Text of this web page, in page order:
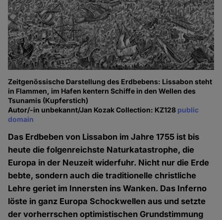
Zeitgenössische Darstellung des Erdbebens: Lissabon steht
in Flammen, im Hafen kentern Schiffe in den Wellen des
Tsunamis (Kupferstich)
Autor/-in unbekannt/Jan Kozak Collection: KZ128 public
domain
Das Erdbeben von Lissabon im Jahre 1755 ist bis
heute die folgenreichste Naturkatastrophe, die
Europa in der Neuzeit widerfuhr. Nicht nur die Erde
bebte, sondern auch die traditionelle christliche
Lehre geriet im Innersten ins Wanken. Das Inferno
löste in ganz Europa Schockwellen aus und setzte
der vorherrschen optimistischen Grundstimmung